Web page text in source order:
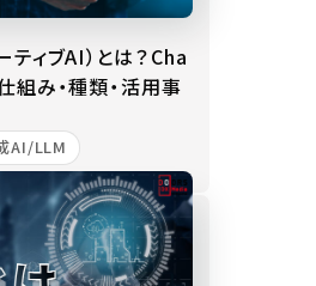
ティブAI）とは？Cha
組み・種類・活用事
AI/LLM